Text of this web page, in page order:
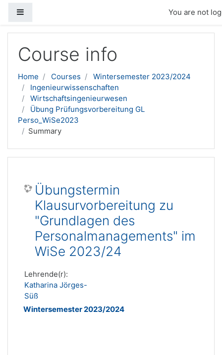
You are not
Course info
Home Courses
Wintersemester 2023/2024
Ingenieurwissenschaften
Wirtschaftsingenieurwesen
Übung Prüfungsvorbereitung GL
Perso_WiSe2023
Summary
Übungstermin
Klausurvorbereitung zu
"Grundlagen des
Personalmanagements" im
WiSe 2023/24
Lehrende(r):
Katharina Jörges-
Süß
Wintersemester 2023/2024